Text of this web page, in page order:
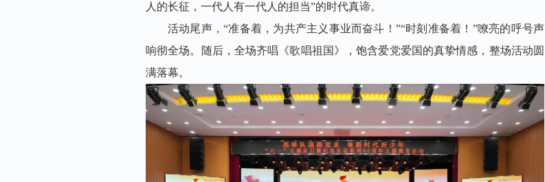
人的长征，一代人有一代人的担当”的时代真谛。
活动尾声，“准备着，为共产主义事业而奋斗！”“时刻准备着！”嘹亮的呼号声
响彻全场。随后，全场齐唱《歌唱祖国》，饱含爱党爱国的真挚情感，整场活动圆
满落幕。